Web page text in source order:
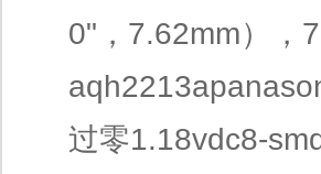
0"，7.62mm），
过零1.18vdc8-